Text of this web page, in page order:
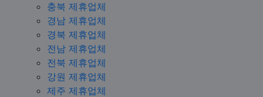
충북 제휴업체
경남 제휴업체
경북 제휴업체
전남 제휴업체
전북 제휴업체
강원 제휴업체
제주 제휴업체